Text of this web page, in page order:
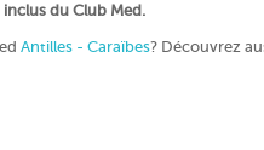
du Club Med.
Antilles - Caraïbes? Découvrez